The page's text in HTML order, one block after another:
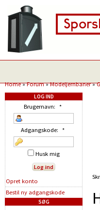
Home»Forum»Modeljernbaner»
LOG IND
Brugernavn: *
Adgangskode: *
Husk mig
Opret konto
Bestil ny adgangskode
SØG